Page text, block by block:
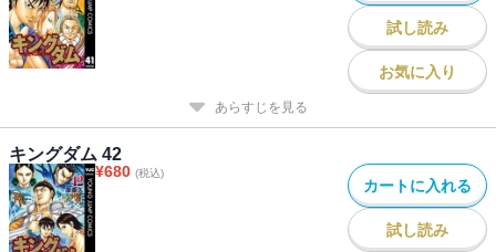
試し読み
お気に入り
あらすじを見る
キングダム 42
¥680 (税込)
カートに入れる
試し読み